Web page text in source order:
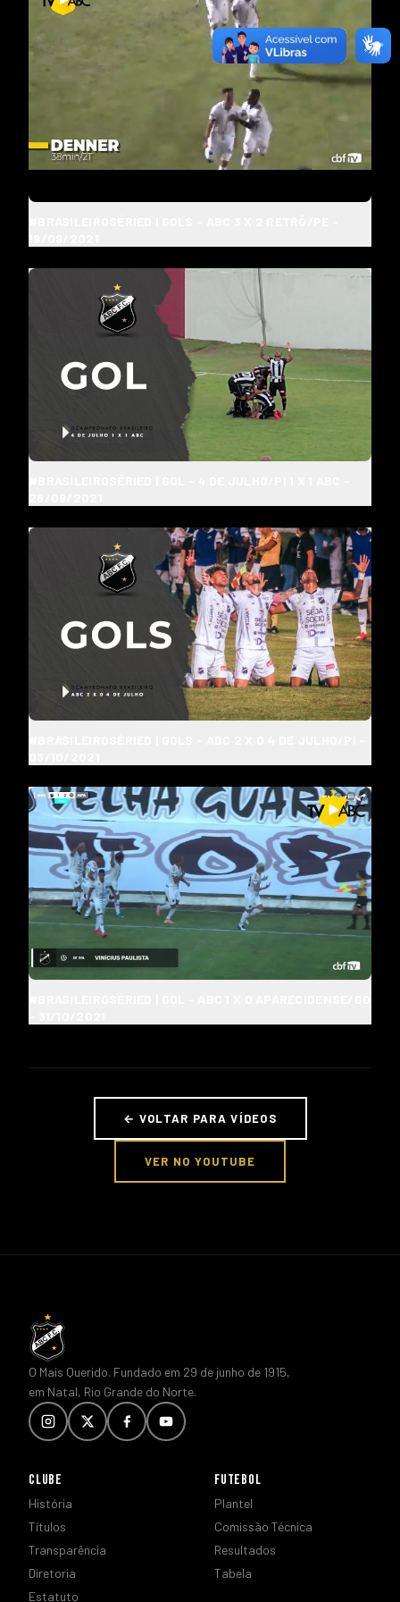
← VOLTAR PARA VÍDEOS
VER NO YOUTUBE
O Mais Querido. Fundado em 29 de junho de 1915,
em Natal, Rio Grande do Norte.
CLUBE
História
Títulos
Transparência
Diretoria
Estatuto
FUTEBOL
Plantel
Comissão Técnica
Resultados
Tabela